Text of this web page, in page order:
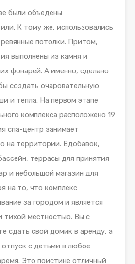
были объедены
К тому же, использовались
потолки. Притом,
выполнены из камня и
фонарей. А именно, сделано
создать очаровательную
и тепла. На первом этапе
комплекса расположено 19
спа-центр занимает
на территории. Вдобавок,
террасы для принятия
и небольшой магазин для
на то, что комплекс
за городом и является
тихой местностью. Вы с
сдать свой домик в аренду, а
с детьми в любое
Это поистине отличный